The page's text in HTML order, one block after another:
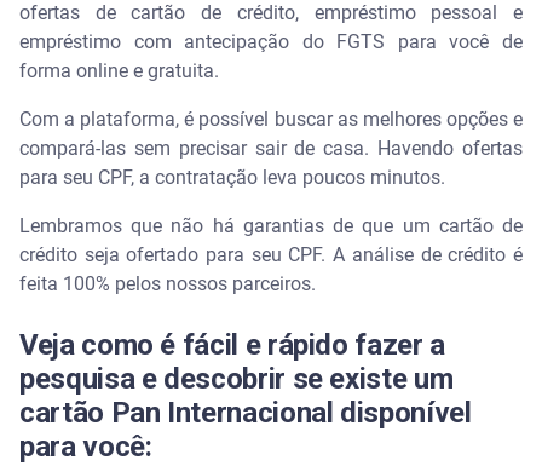
ofertas de cartão de crédito, empréstimo pessoal e
empréstimo com antecipação do FGTS para você de
forma online e gratuita.
Com a plataforma, é possível buscar as melhores opções e
compará-las sem precisar sair de casa. Havendo ofertas
para seu CPF, a contratação leva poucos minutos.
Lembramos que não há garantias de que um cartão de
crédito seja ofertado para seu CPF. A análise de crédito é
feita 100% pelos nossos parceiros.
Veja como é fácil e rápido fazer a
pesquisa e descobrir se existe um
cartão Pan Internacional disponível
para você: